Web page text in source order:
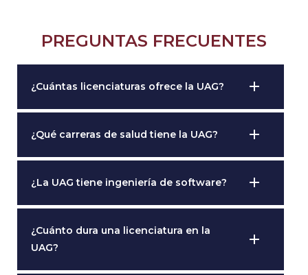
PREGUNTAS FRECUENTES
¿Cuántas licenciaturas ofrece la UAG? add
¿Qué carreras de salud tiene la UAG? add
¿La UAG tiene ingeniería de software? add
¿Cuánto dura una licenciatura en la
UAG?
add